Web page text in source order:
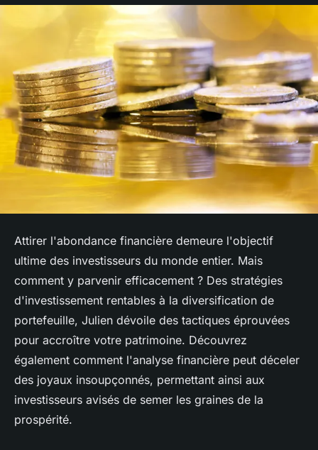
Attirer l'abondance financière demeure l'objectif
ultime des investisseurs du monde entier. Mais
comment y parvenir efficacement ? Des stratégies
d'investissement rentables à la diversification de
portefeuille, Julien dévoile des tactiques éprouvées
pour accroître votre patrimoine. Découvrez
également comment l'analyse financière peut déceler
des joyaux insoupçonnés, permettant ainsi aux
investisseurs avisés de semer les graines de la
prospérité.